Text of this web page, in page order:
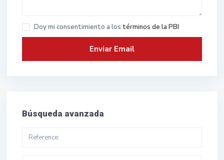
Doy mi consentimiento a los términos de la PBI
Búsqueda avanzada